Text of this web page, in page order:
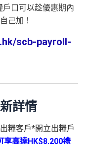
口可以趁優惠期內
己加！
scb-payroll-
詳情
糧客戶*開立出糧戶
享高達HK$8,200禮